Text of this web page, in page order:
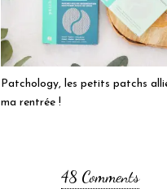
Patchology, les petits patchs
ma rentrée !
48 Comments